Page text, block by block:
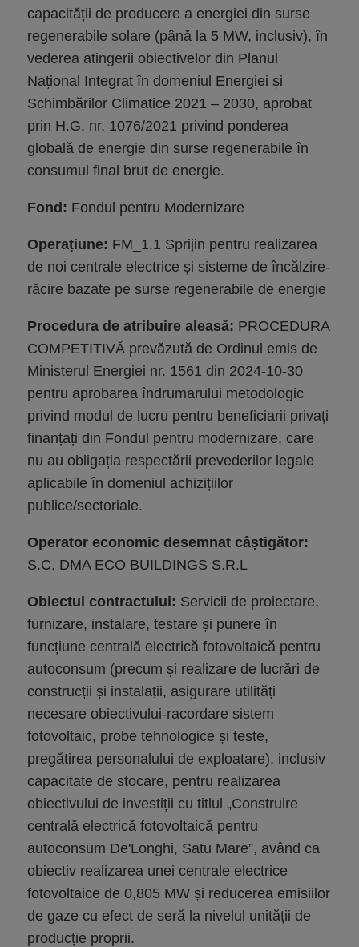
capacității de producere a energiei din surse
regenerabile solare (până la 5 MW, inclusiv), în
vederea atingerii obiectivelor din Planul
Național Integrat în domeniul Energiei și
Schimbărilor Climatice 2021 – 2030, aprobat
prin H.G. nr. 1076/2021 privind ponderea
globală de energie din surse regenerabile în
consumul final brut de energie.
Fond: Fondul pentru Modernizare
Operațiune: FM_1.1 Sprijin pentru realizarea
de noi centrale electrice și sisteme de încălzire-
răcire bazate pe surse regenerabile de energie
Procedura de atribuire aleasă: PROCEDURA
COMPETITIVĂ prevăzută de Ordinul emis de
Ministerul Energiei nr. 1561 din 2024-10-30
pentru aprobarea îndrumarului metodologic
privind modul de lucru pentru beneficiarii privați
finanțați din Fondul pentru modernizare, care
nu au obligația respectării prevederilor legale
aplicabile în domeniul achizițiilor
publice/sectoriale.
Operator economic desemnat câștigător:
S.C. DMA ECO BUILDINGS S.R.L
Obiectul contractului: Servicii de proiectare,
furnizare, instalare, testare și punere în
funcțiune centrală electrică fotovoltaică pentru
autoconsum (precum și realizare de lucrări de
construcții și instalații, asigurare utilități
necesare obiectivului-racordare sistem
fotovoltaic, probe tehnologice și teste,
pregătirea personalului de exploatare), inclusiv
capacitate de stocare, pentru realizarea
obiectivului de investiții cu titlul „Construire
centrală electrică fotovoltaică pentru
autoconsum De'Longhi, Satu Mare”, având ca
obiectiv realizarea unei centrale electrice
fotovoltaice de 0,805 MW și reducerea emisiilor
de gaze cu efect de seră la nivelul unității de
producție proprii.